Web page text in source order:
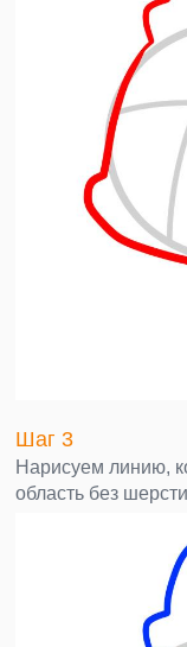
Шаг 3
Нарисуем линию,
область без